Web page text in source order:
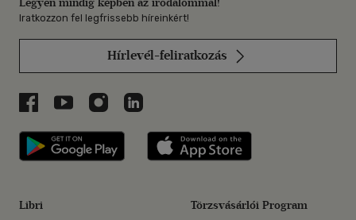
Legyen mindig képben az irodalommal!
Iratkozzon fel legfrissebb híreinkért!
Hírlevél-feliratkozás
Libri a Facebookon
Libri a Youtube-on
Libri az Instagramon
Libri a LinkedInen
Libri applikáció Szerezd meg: Google
Libri Törzsvásárlói Program